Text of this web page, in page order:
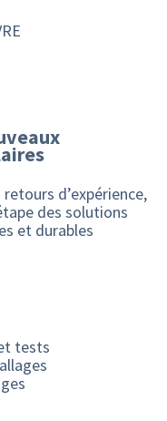
d’expérience,
des solutions
et durables
tests